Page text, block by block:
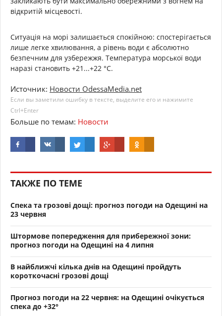
відкритій місцевості.
Ситуація на морі залишається спокійною: спостерігається
лише легке хвилювання, а рівень води є абсолютно
безпечним для узбережжя. Температура морської води
наразі становить +21...+22 °C.
Источник: Новости OdessaMedia.net
Если вы заметили ошибку в тексте, выделите его и нажимите
Ctrl+Enter
Больше по темам: Новости
ТАКЖЕ ПО ТЕМЕ
Спека та грозові дощі: прогноз погоди на Одещині на
23 червня
Штормове попередження для прибережної зони:
прогноз погоди на Одещині на 4 липня
В найближчі кілька днів на Одещині пройдуть
короткочасні грозові дощі
Прогноз погоди на 22 червня: на Одещині очікується
спека до +32°